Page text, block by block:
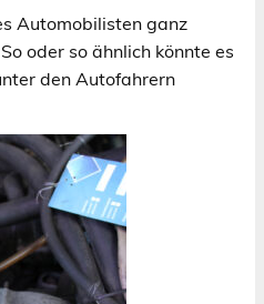
Automobilisten ganz
oder so ähnlich könnte es
den Autofahrern